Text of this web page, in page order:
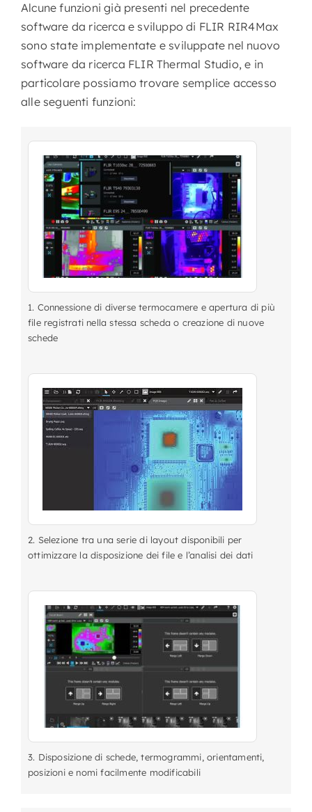
Alcune funzioni già presenti nel precedente
software da ricerca e sviluppo di FLIR RIR4Max
sono state implementate e sviluppate nel nuovo
software da ricerca FLIR Thermal Studio, e in
particolare possiamo trovare semplice accesso
alle seguenti funzioni:
1. Connessione di diverse termocamere e apertura di più
file registrati nella stessa scheda o creazione di nuove
schede
2. Selezione tra una serie di layout disponibili per
ottimizzare la disposizione dei file e l’analisi dei dati
3. Disposizione di schede, termogrammi, orientamenti,
posizioni e nomi facilmente modificabili